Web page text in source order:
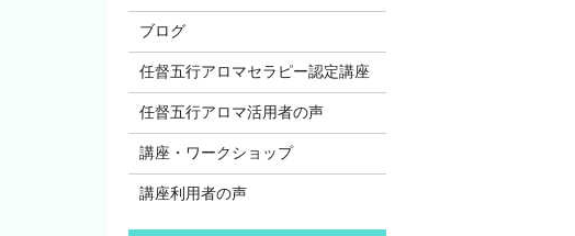
ブログ
任督五行アロマセラピー認定講座
任督五行アロマ活用者の声
講座・ワークショップ
講座利用者の声